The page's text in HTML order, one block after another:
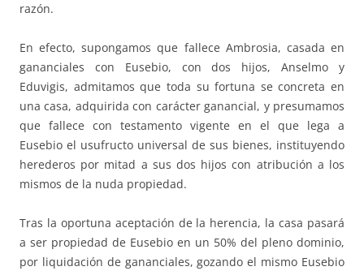
razón.
En efecto, supongamos que fallece Ambrosia, casada en
gananciales con Eusebio, con dos hijos, Anselmo y
Eduvigis, admitamos que toda su fortuna se concreta en
una casa, adquirida con carácter ganancial, y presumamos
que fallece con testamento vigente en el que lega a
Eusebio el usufructo universal de sus bienes, instituyendo
herederos por mitad a sus dos hijos con atribución a los
mismos de la nuda propiedad.
Tras la oportuna aceptación de la herencia, la casa pasará
a ser propiedad de Eusebio en un 50% del pleno dominio,
por liquidación de gananciales, gozando el mismo Eusebio